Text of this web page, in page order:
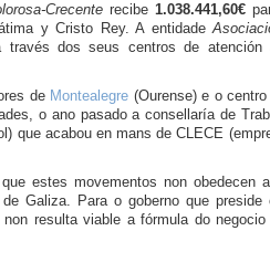
Crecenterecibe 1.038.441,60€
y Cristo Rey. A entidade
dos seus centros de atención
de Montealegre (Ourense) e o
o ano pasado a consellaría de
que acabou en mans de CLECE
estes movementos non obedecen
Galiza. Para o goberno que preside
resulta viable a fórmula do negocio